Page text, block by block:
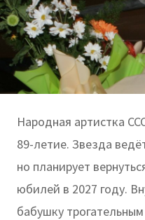
Народная артистка
89-летие. Звезда
но планирует
юбилей в 2027 году.
бабушку